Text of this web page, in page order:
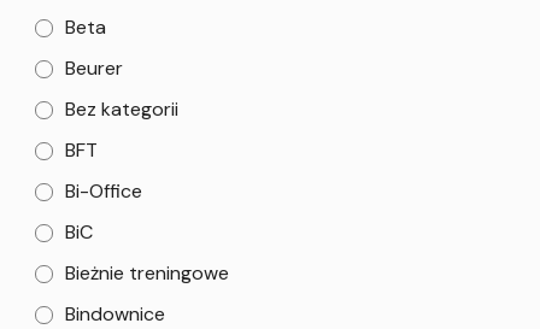
Beta
Beurer
Bez kategorii
BFT
Bi-Office
BiC
Bieżnie treningowe
Bindownice